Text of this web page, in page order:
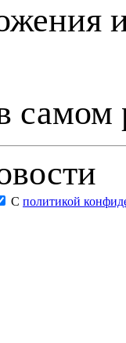
С политикой